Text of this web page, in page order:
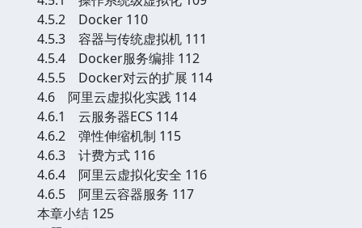
4.5.2 Docker 110
4.5.3 容器与传统虚拟机 111
4.5.4 Docker服务编排 112
4.5.5 Docker对云的扩展 114
4.6 阿里云虚拟化实践 114
4.6.1 云服务器ECS 114
4.6.2 弹性伸缩机制 115
4.6.3 计费方式 116
4.6.4 阿里云虚拟化安全 116
4.6.5 阿里云容器服务 117
本章小结 125